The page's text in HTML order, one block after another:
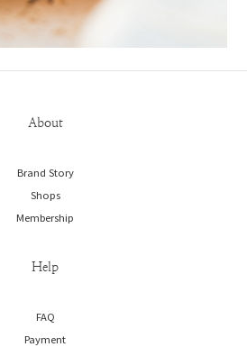
About
Brand Story
Shops
Membership
Help
FAQ
Payment